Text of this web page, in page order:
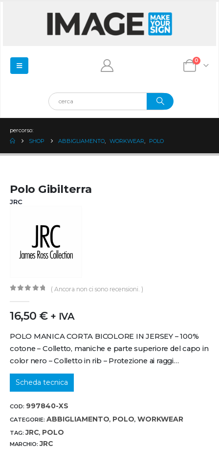
0
percorso:
SHOP
ABBIGLIAMENTO WORKWEAR POLO
Polo Gibilterra
JRC
( Ancora non ci sono recensioni. )
16,50 € + IVA
POLO MANICA CORTA BICOLORE IN JERSEY – 100%
cotone – Colletto, maniche e parte superiore del capo in
color nero – Colletto in rib – Protezione ai raggi…
Scheda tecnica
COD: 997840-XS
CATEGORIE: ABBIGLIAMENTO, POLO, WORKWEAR
TAG:JRC, POLO
MARCHIO:JRC